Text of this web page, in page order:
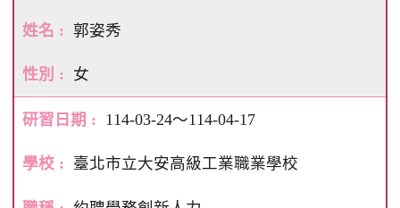
郭姿秀
女
114-03-24～114-04-17
臺北市立大安高級工業職業學校